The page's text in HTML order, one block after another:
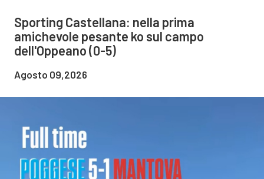
Sporting Castellana: nella prima
amichevole pesante ko sul campo
dell'Oppeano (0-5)
Agosto 09,2026